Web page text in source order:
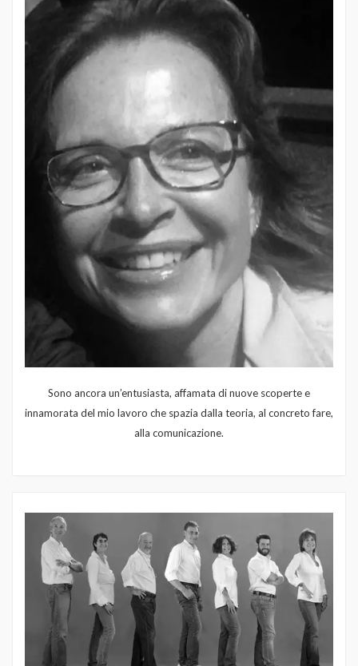
Sono ancora un’entusiasta, affamata di nuove scoperte e
innamorata del mio lavoro che spazia dalla teoria, al concreto fare,
alla comunicazione.